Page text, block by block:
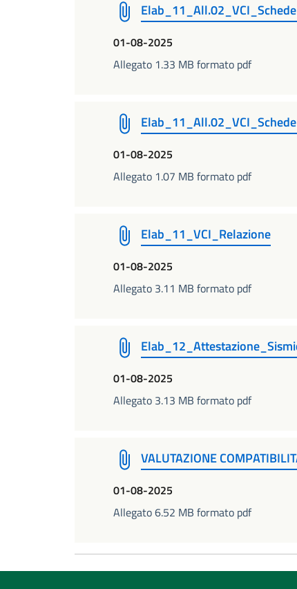
01-08-2025
Allegato 1.33 MB formato pdf
01-08-2025
Allegato 1.07 MB formato pdf
Elab_11_VCI_Relazione
01-08-2025
Allegato 3.11 MB formato pdf
01-08-2025
Allegato 3.13 MB formato pdf
VALUTAZIONE
01-08-2025
Allegato 6.52 MB formato pdf